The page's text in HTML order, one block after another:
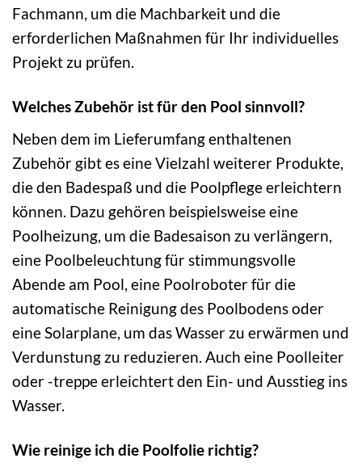
Fachmann, um die Machbarkeit und die
erforderlichen Maßnahmen für Ihr individuelles
Projekt zu prüfen.
Welches Zubehör ist für den Pool sinnvoll?
Neben dem im Lieferumfang enthaltenen
Zubehör gibt es eine Vielzahl weiterer Produkte,
die den Badespaß und die Poolpflege erleichtern
können. Dazu gehören beispielsweise eine
Poolheizung, um die Badesaison zu verlängern,
eine Poolbeleuchtung für stimmungsvolle
Abende am Pool, eine Poolroboter für die
automatische Reinigung des Poolbodens oder
eine Solarplane, um das Wasser zu erwärmen und
Verdunstung zu reduzieren. Auch eine Poolleiter
oder -treppe erleichtert den Ein- und Ausstieg ins
Wasser.
Wie reinige ich die Poolfolie richtig?